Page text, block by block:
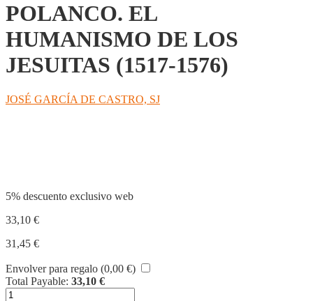
POLANCO. EL
HUMANISMO DE LOS
JESUITAS (1517-1576)
JOSÉ GARCÍA DE CASTRO, SJ
5% descuento exclusivo web
33,10 €
31,45 €
Envolver para regalo (0,00 €)
Total Payable: 33,10 €
POLANCO.